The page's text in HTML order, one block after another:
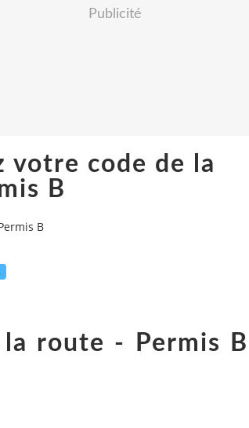
Publicité
votre code de la
B
B
la route - Permis B